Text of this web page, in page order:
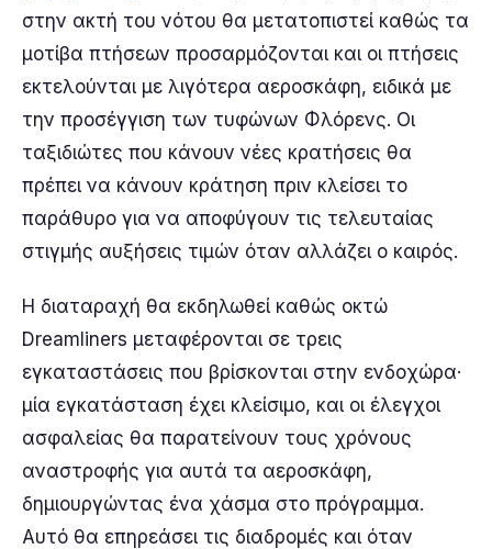
στην ακτή του νότου θα μετατοπιστεί καθώς τα
μοτίβα πτήσεων προσαρμόζονται και οι πτήσεις
εκτελούνται με λιγότερα αεροσκάφη, ειδικά με
την προσέγγιση των τυφώνων Φλόρενς. Οι
ταξιδιώτες που κάνουν νέες κρατήσεις θα
πρέπει να κάνουν κράτηση πριν κλείσει το
παράθυρο για να αποφύγουν τις τελευταίας
στιγμής αυξήσεις τιμών όταν αλλάζει ο καιρός.
Η διαταραχή θα εκδηλωθεί καθώς οκτώ
Dreamliners μεταφέρονται σε τρεις
εγκαταστάσεις που βρίσκονται στην ενδοχώρα·
μία εγκατάσταση έχει κλείσιμο, και οι έλεγχοι
ασφαλείας θα παρατείνουν τους χρόνους
αναστροφής για αυτά τα αεροσκάφη,
δημιουργώντας ένα χάσμα στο πρόγραμμα.
Αυτό θα επηρεάσει τις διαδρομές και όταν